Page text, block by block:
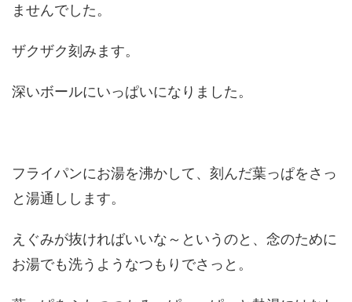
ませんでした。
ザクザク刻みます。
深いボールにいっぱいになりました。
フライパンにお湯を沸かして、刻んだ葉っぱをさっ
と湯通しします。
えぐみが抜ければいいな～というのと、念のために
お湯でも洗うようなつもりでさっと。